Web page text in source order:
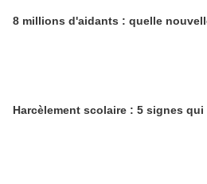
8 millions d'aidants : quelle
Harcèlement scolaire : 5 signes